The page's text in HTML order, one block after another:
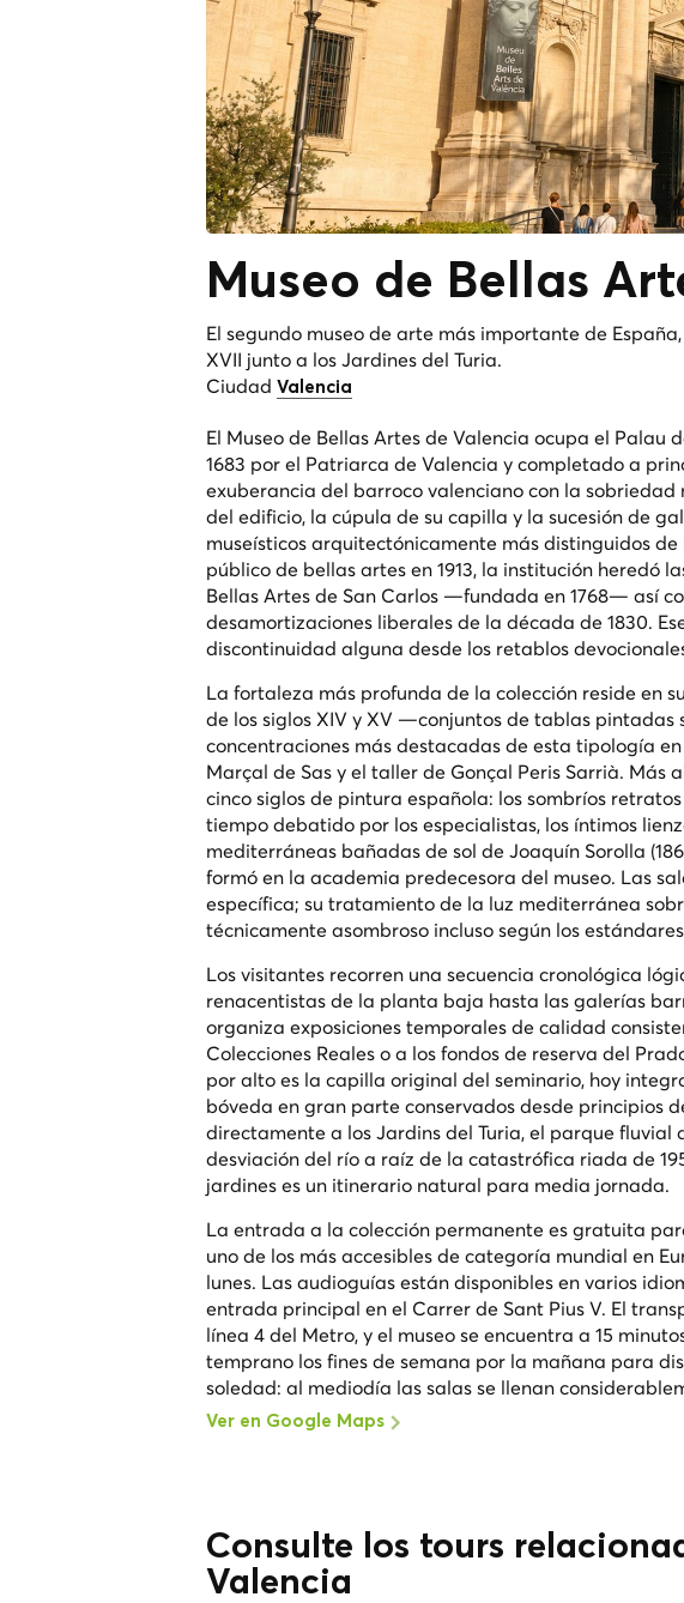
Museo de Bellas
El segundo museo de arte más importante de
XVII junto a los Jardines del Turia.
Ciudad Valencia
El Museo de Bellas Artes de Valencia ocupa el Palau
1683 por el Patriarca de Valencia y completado a
exuberancia del barroco valenciano con la
del edificio, la cúpula de su capilla y la sucesión de
museísticos arquitectónicamente más distinguidos
público de bellas artes en 1913, la institución heredó
Bellas Artes de San Carlos —fundada en 1768— así
desamortizaciones liberales de la década de 1830.
discontinuidad alguna desde los retablos
La fortaleza más profunda de la colección reside en
de los siglos XIV y XV —conjuntos de tablas
concentraciones más destacadas de esta tipología
Marçal de Sas y el taller de Gonçal Peris Sarrià.
cinco siglos de pintura española: los sombríos
tiempo debatido por los especialistas, los íntimos
mediterráneas bañadas de sol de Joaquín Sorolla
formó en la academia predecesora del museo. Las
específica; su tratamiento de la luz mediterránea
técnicamente asombroso incluso según los
Los visitantes recorren una secuencia cronológica
renacentistas de la planta baja hasta las galerías
organiza exposiciones temporales de calidad
Colecciones Reales o a los fondos de reserva del
por alto es la capilla original del seminario, hoy
bóveda en gran parte conservados desde principios
directamente a los Jardins del Turia, el parque
desviación del río a raíz de la catastrófica riada de
jardines es un itinerario natural para media jornada.
La entrada a la colección permanente es gratuita
uno de los más accesibles de categoría mundial en
lunes. Las audioguías están disponibles en varios
entrada principal en el Carrer de Sant Pius V. El
línea 4 del Metro, y el museo se encuentra a 15
temprano los fines de semana por la mañana para
soledad: al mediodía las salas se llenan
Ver en Google Maps
Consulte los tours
Valencia